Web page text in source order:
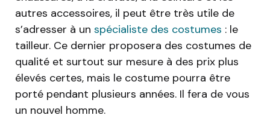
autres accessoires, il peut être très utile de
s’adresser à un spécialiste des costumes : le
tailleur. Ce dernier proposera des costumes de
qualité et surtout sur mesure à des prix plus
élevés certes, mais le costume pourra être
porté pendant plusieurs années. Il fera de vous
un nouvel homme.